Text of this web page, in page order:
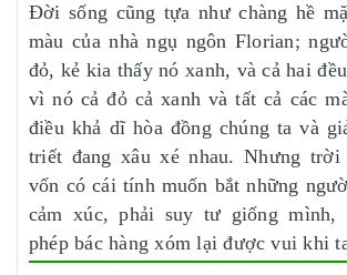
Đời sống cũng tựa như chàng hề
màu của nhà ngụ ngôn Florian;
đỏ, kẻ kia thấy nó xanh, và cả hai
vì nó cả đỏ cả xanh và tất cả các
điều khả dĩ hòa đồng chúng ta và
triết đang xâu xé nhau. Nhưng trời
vốn có cái tính muốn bắt những
cảm xúc, phải suy tư giống mình,
phép bác hàng xóm lại được vui khi